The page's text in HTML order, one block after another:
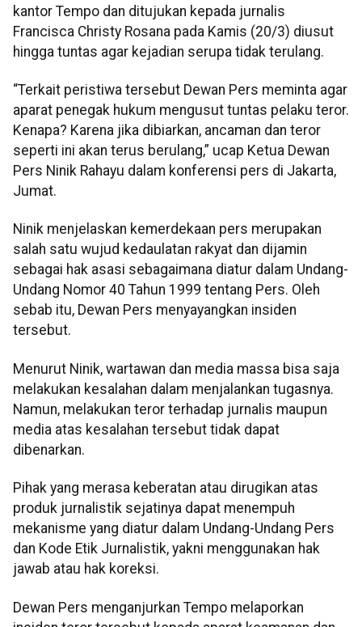
kantor Tempo dan ditujukan kepada jurnalis
Francisca Christy Rosana pada Kamis (20/3) diusut
hingga tuntas agar kejadian serupa tidak terulang.
“Terkait peristiwa tersebut Dewan Pers meminta agar
aparat penegak hukum mengusut tuntas pelaku teror.
Kenapa? Karena jika dibiarkan, ancaman dan teror
seperti ini akan terus berulang,” ucap Ketua Dewan
Pers Ninik Rahayu dalam konferensi pers di Jakarta,
Jumat.
Ninik menjelaskan kemerdekaan pers merupakan
salah satu wujud kedaulatan rakyat dan dijamin
sebagai hak asasi sebagaimana diatur dalam Undang-
Undang Nomor 40 Tahun 1999 tentang Pers. Oleh
sebab itu, Dewan Pers menyayangkan insiden
tersebut.
Menurut Ninik, wartawan dan media massa bisa saja
melakukan kesalahan dalam menjalankan tugasnya.
Namun, melakukan teror terhadap jurnalis maupun
media atas kesalahan tersebut tidak dapat
dibenarkan.
Pihak yang merasa keberatan atau dirugikan atas
produk jurnalistik sejatinya dapat menempuh
mekanisme yang diatur dalam Undang-Undang Pers
dan Kode Etik Jurnalistik, yakni menggunakan hak
jawab atau hak koreksi.
Dewan Pers menganjurkan Tempo melaporkan